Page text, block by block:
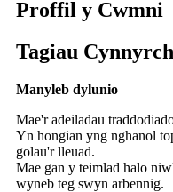
Proffil y Cwmni
Tagiau Cynnyrch
Manyleb dylunio
Mae'r adeiladau
Yn hongian yng nghanol
golau'r lleuad.
Mae gan y teimlad halo
wyneb teg swyn arbennig.